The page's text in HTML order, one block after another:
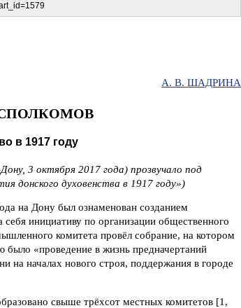
А. В. ШАДРИНА
в 1917 году
3 октября 2017 года) прозвучало под
донского духовенства в 1917 году»)
на Дону был ознаменован созданием
инициативу по организации общественного
комитета провёл собрание, на котором
было «проведение в жизнь предначертаний
на началах нового строя, поддержания в городе
свыше трёхсот местных комитетов [1,